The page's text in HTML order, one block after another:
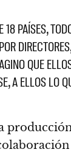
PAÍSES,
QUE
A ELLOS LO